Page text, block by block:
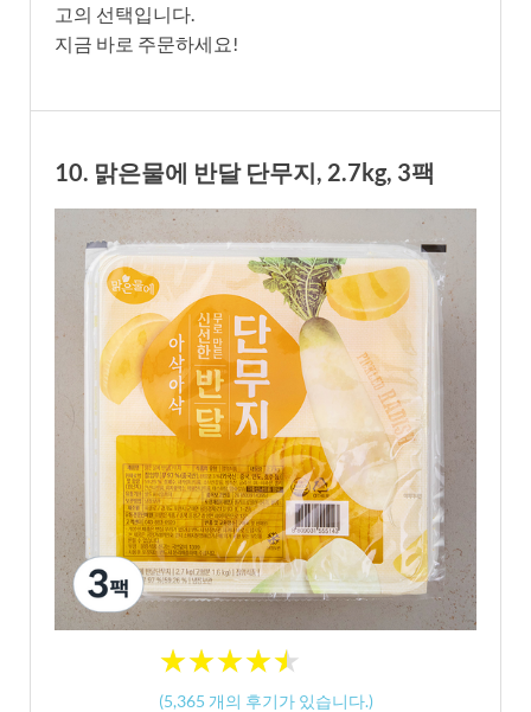
고의 선택입니다.
지금 바로 주문하세요!
10. 맑은물에 반달 단무지, 2.7kg, 3팩
★★★★★
★★★★★
(5,365 개의 후기가 있습니다.)